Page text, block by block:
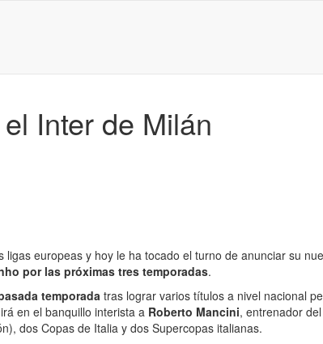
Inter de Milán
europeas y hoy le ha tocado el turno de anunciar su
por las próximas tres temporadas.
temporada tras lograr varios títulos a nivel nacional
en el banquillo interista a Roberto Mancini, entrenador
dos Copas de Italia y dos Supercopas italianas.